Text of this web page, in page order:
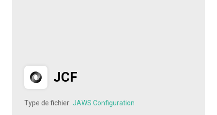
JCF
Type de fichier: JAWS Configuration